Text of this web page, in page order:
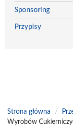
Sponsoring
Przypisy
Strona główna /
Wyrobów